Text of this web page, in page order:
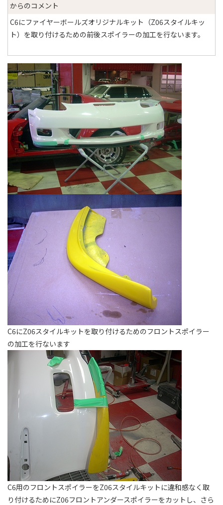
からのコメント
C6にファイヤーボールズオリジナルキット（Z06スタイルキッ
ト）を取り付けるための前後スポイラーの加工を行ないます。
C6にZ06スタイルキットを取り付けるためのフロントスポイラー
の加工を行ないます
C6用のフロントスポイラーをZ06スタイルキットに違和感なく取
り付けるためにZ06フロントアンダースポイラーをカットし、さら